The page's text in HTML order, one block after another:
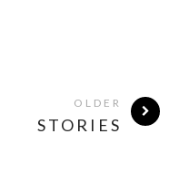
OLDER
STORIES